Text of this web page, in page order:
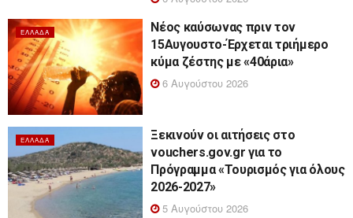
ΕΛΛΆΔΑ
Νέος καύσωνας πριν τον
15Αυγουστο-Έρχεται τριήμερο
κύμα ζέστης με «40άρια»
6 Αυγούστου 2026
ΕΛΛΆΔΑ
Ξεκινούν οι αιτήσεις στο
vouchers.gov.gr για το
Πρόγραμμα «Τουρισμός για όλους
2026-2027»
5 Αυγούστου 2026